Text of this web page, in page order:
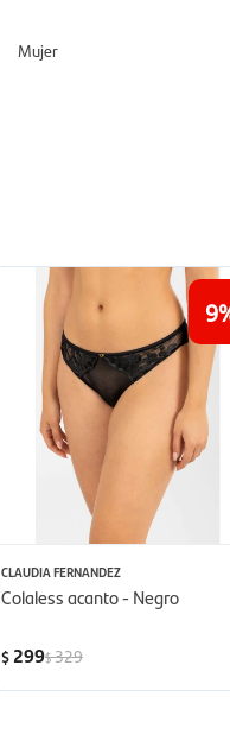
Mujer
9
CLAUDIA FERNANDEZ
Colaless acanto - Negro
$299$329